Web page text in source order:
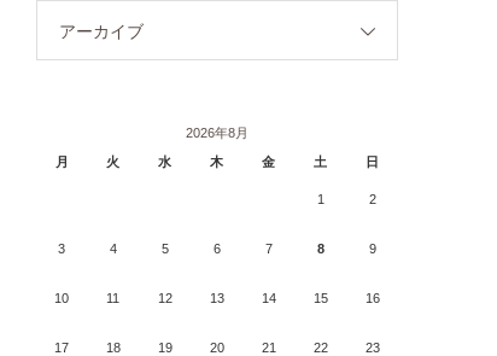
アーカイブ
2026年8月
月
火 水 木 金 土 日
1 2
3 4 5 6 7 8 9
10 11 12 13 14 15 16
17 18 19 20 21 22 23